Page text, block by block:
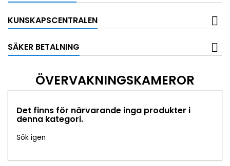
KUNSKAPSCENTRALEN
SÄKER BETALNING
ÖVERVAKNINGSKAMEROR
Det finns för närvarande inga produkter i
denna kategori.
Sök igen